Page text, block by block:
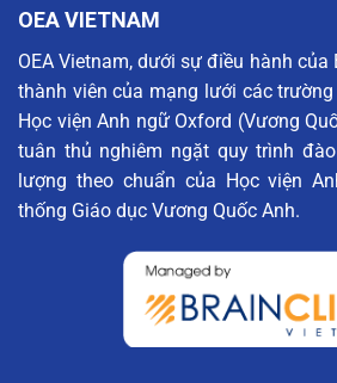
OEA VIETNAM
OEA Vietnam, dưới sự điều hành của
thành viên của mạng lưới các
Học viện Anh ngữ Oxford (Vương
tuân thủ nghiêm ngặt quy trình
lượng theo chuẩn của Học viện
thống Giáo dục Vương Quốc Anh.